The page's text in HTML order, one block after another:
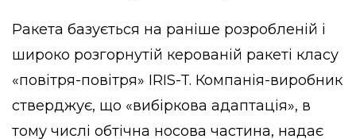
Ракета базується на раніше розробленій і
широко розгорнутій керованій ракеті класу
«повітря-повітря» IRIS-T. Компанія-виробник
стверджує, що «вибіркова адаптація», в
тому числі обтічна носова частина, надає